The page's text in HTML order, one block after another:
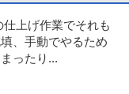
体製造用の薬品・レ
上げ作業でそれも
、手動でやるため
ったり...